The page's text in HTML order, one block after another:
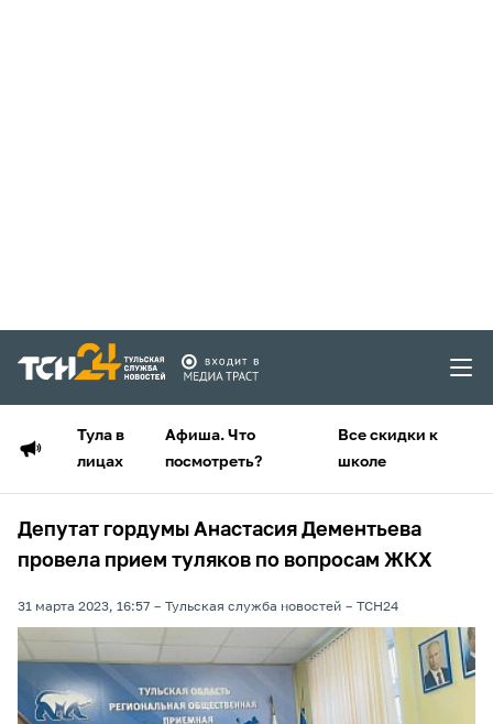
Тула в
лицах
Афиша. Что
посмотреть?
Все скидки к
школе
Депутат гордумы Анастасия Дементьева
провела прием туляков по вопросам ЖКХ
31 марта 2023, 16:57 Тульская служба новостей ТСН24